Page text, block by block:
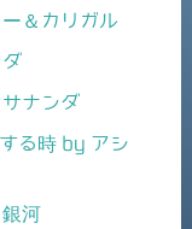
＆カリガル
ナンダ
る時 by アシ
河